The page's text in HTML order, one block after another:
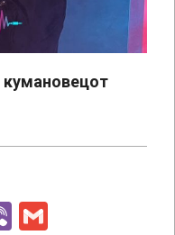
кумановецот
Viber